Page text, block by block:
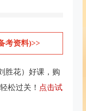
考资料)>>
胜花）好课，购
松过关！ 点击试